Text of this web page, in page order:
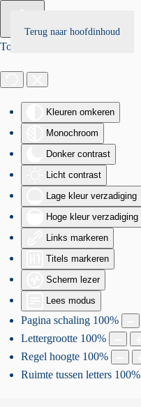
Toegankelijkheid
Kleuren omkeren
Monochroom
Donker contrast
Licht contrast
Lage kleur verzadiging
Hoge kleur verzadiging
Links markeren
Titels markeren
Scherm lezer
Lees modus
Pagina schaling 100%
Lettergrootte 100%
Regel hoogte 100%
Ruimte tussen letters 100%
Terug naar hoofdinhoud